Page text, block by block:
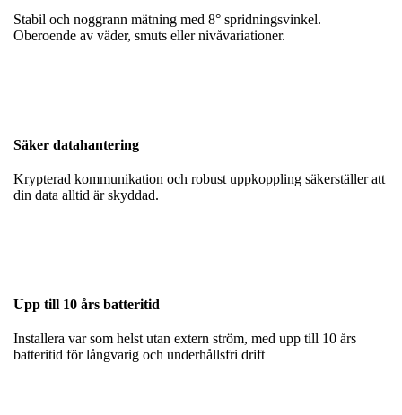
Stabil och noggrann mätning med 8° spridningsvinkel.
Oberoende av väder, smuts eller nivåvariationer.
Säker datahantering
Krypterad kommunikation och robust uppkoppling säkerställer att
din data alltid är skyddad.
Upp till 10 års batteritid
Installera var som helst utan extern ström, med upp till 10 års
batteritid för långvarig och underhållsfri drift